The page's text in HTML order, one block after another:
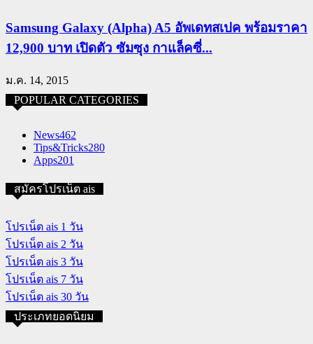
Samsung Galaxy (Alpha) A5 อัพเดทสเปค พร้อมราคา
12,900 บาท เปิดตัว ซัมซุง กาแล็คซี่...
ม.ค. 14, 2015
POPULAR CATEGORIES
News462
Tips&Tricks280
Apps201
สมัครโปรเน็ต ais
โปรเน็ต ais 1 วัน
โปรเน็ต ais 2 วัน
โปรเน็ต ais 3 วัน
โปรเน็ต ais 7 วัน
โปรเน็ต ais 30 วัน
ประเภทยอดนิยม